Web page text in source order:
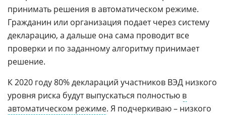
принимать решения в автоматическом режиме.
Гражданин или организация подает через систему
декларацию, а дальше она сама проводит все
проверки и по заданному алгоритму принимает
решение.
К 2020 году 80% деклараций участников ВЭД низкого
уровня риска будут выпускаться полностью в
автоматическом режиме. Я подчеркиваю – низкого